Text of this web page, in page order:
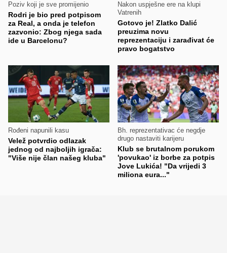
Poziv koji je sve promijenio
Rodri je bio pred potpisom
za Real, a onda je telefon
zazvonio: Zbog njega sada
ide u Barcelonu?
Nakon uspješne ere na klupi
Vatrenih
Gotovo je! Zlatko Dalić
preuzima novu
reprezentaciju i zarađivat će
pravo bogatstvo
Rođeni napunili kasu
Velež potvrdio odlazak
jednog od najboljih igrača:
"Više nije član našeg kluba"
Bh. reprezentativac će negdje
drugo nastaviti karijeru
Klub se brutalnom porukom
'povukao' iz borbe za potpis
Jove Lukića! "Da vrijedi 3
miliona eura..."